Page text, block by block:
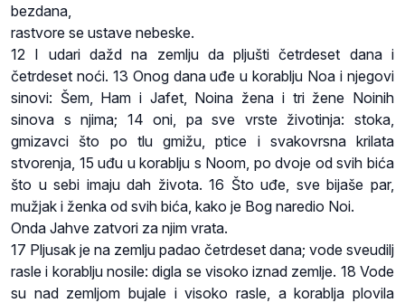
bezdana,
rastvore se ustave nebeske.
12 I udari dažd na zemlju da pljušti četrdeset dana i
četrdeset noći. 13 Onog dana uđe u korablju Noa i njegovi
sinovi: Šem, Ham i Jafet, Noina žena i tri žene Noinih
sinova s njima; 14 oni, pa sve vrste životinja: stoka,
gmizavci što po tlu gmižu, ptice i svakovrsna krilata
stvorenja, 15 uđu u korablju s Noom, po dvoje od svih bića
što u sebi imaju dah života. 16 Što uđe, sve bijaše par,
mužjak i ženka od svih bića, kako je Bog naredio Noi.
Onda Jahve zatvori za njim vrata.
17 Pljusak je na zemlju padao četrdeset dana; vode sveudilj
rasle i korablju nosile: digla se visoko iznad zemlje. 18 Vode
su nad zemljom bujale i visoko rasle, a korablja plovila